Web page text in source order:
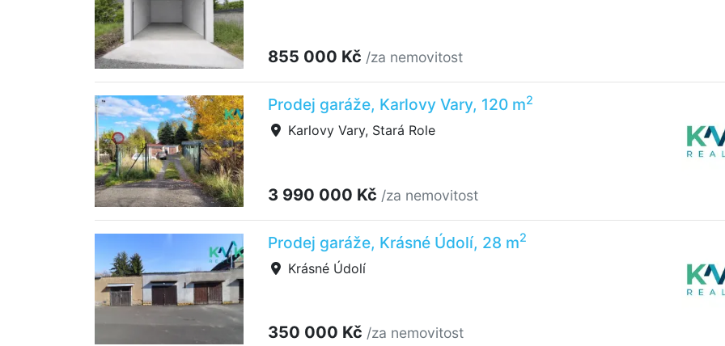
855 000 Kč /za nemovitost
Prodej garáže, Karlovy Vary, 120 m2
Karlovy Vary, Stará Role
3 990 000 Kč /za nemovitost
Prodej garáže, Krásné Údolí, 28 m2
Krásné Údolí
350 000 Kč /za nemovitost